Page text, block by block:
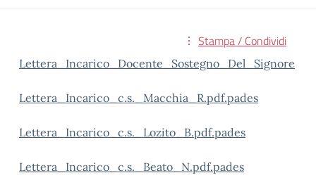
Stampa / Condividi
Lettera_Incarico_Docente_Sostegno_Del_Signore
Lettera_Incarico_c.s._Macchia_R.pdf.pades
Lettera_Incarico_c.s._Lozito_B.pdf.pades
Lettera_Incarico_c.s._Beato_N.pdf.pades